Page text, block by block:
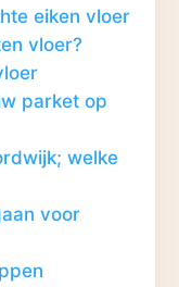
eiken vloer
vloer?
parket op
welke
voor